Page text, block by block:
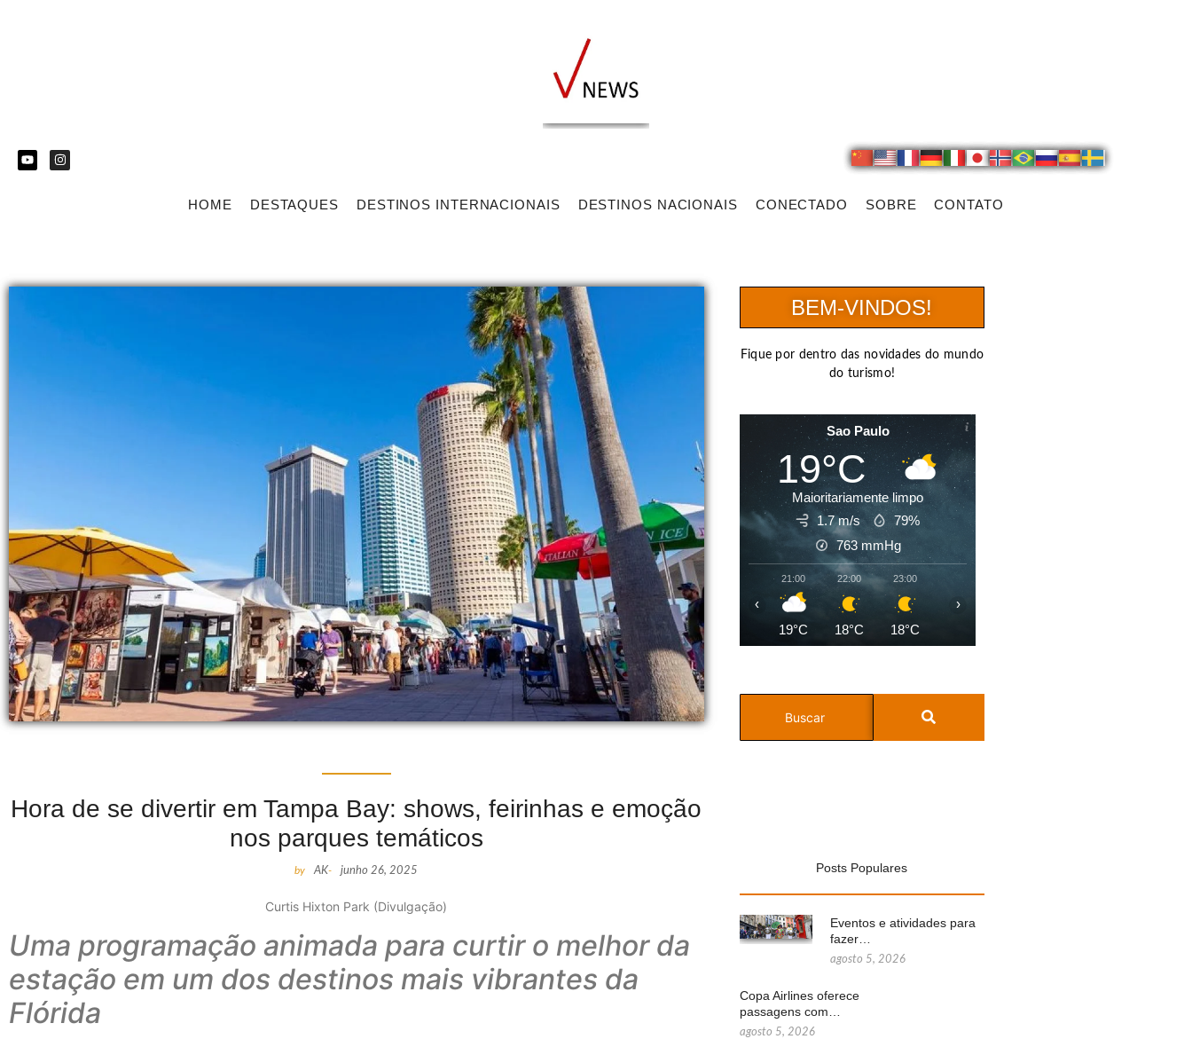
HOME DESTAQUES DESTINOS INTERNACIONAIS DESTINOS NACIONAIS CONECTADO SOBRE CONTATO
Hora de se divertir em Tampa Bay: shows, feirinhas e emoção
nos parques temáticos
by AK- junho 26, 2025
Curtis Hixton Park (Divulgação)
Uma programação animada para curtir o melhor da
estação em um dos destinos mais vibrantes da
Flórida
BEM-VINDOS!
Fique por dentro das novidades do mundo
do turismo!
Sao Paulo
19°C
Maioritariamente limpo
1.7 m/s
79%
763 mmHg
21:00
19°C
22:00
18°C
23:00
18°C
‹ ›
Posts Populares
Eventos e atividades para
fazer…
agosto 5, 2026
Copa Airlines oferece
passagens com…
agosto 5, 2026